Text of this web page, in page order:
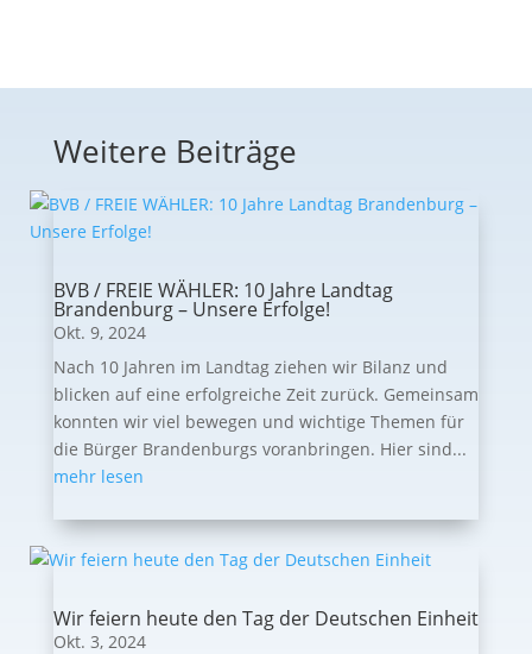
Weitere Beiträge
BVB / FREIE WÄHLER: 10 Jahre Landtag
Brandenburg – Unsere Erfolge!
Okt. 9, 2024
Nach 10 Jahren im Landtag ziehen wir Bilanz und
blicken auf eine erfolgreiche Zeit zurück. Gemeinsam
konnten wir viel bewegen und wichtige Themen für
die Bürger Brandenburgs voranbringen. Hier sind...
mehr lesen
Wir feiern heute den Tag der Deutschen Einheit
Okt. 3, 2024